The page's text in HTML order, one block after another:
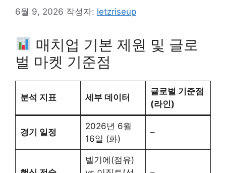
6월 9, 2026 작성자: letzriseup
매치업 기본 제원 및 글로
벌 마켓 기준점
분석 지표 세부 데이터
글로벌 기준점
(라인)
경기 일정
2026년 6월
16일 (화)
–
벨기에(점유)